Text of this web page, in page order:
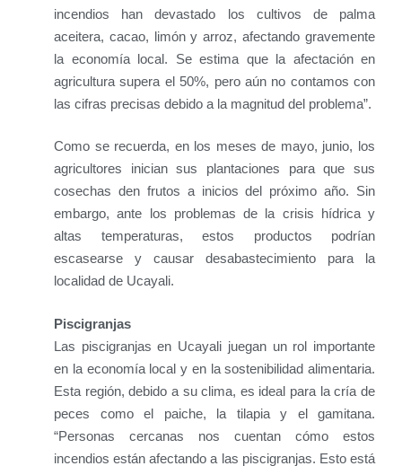
incendios han devastado los cultivos de palma
aceitera, cacao, limón y arroz, afectando gravemente
la economía local. Se estima que la afectación en
agricultura supera el 50%, pero aún no contamos con
las cifras precisas debido a la magnitud del problema”.
Como se recuerda, en los meses de mayo, junio, los
agricultores inician sus plantaciones para que sus
cosechas den frutos a inicios del próximo año. Sin
embargo, ante los problemas de la crisis hídrica y
altas temperaturas, estos productos podrían
escasearse y causar desabastecimiento para la
localidad de Ucayali.
Piscigranjas
Las piscigranjas en Ucayali juegan un rol importante
en la economía local y en la sostenibilidad alimentaria.
Esta región, debido a su clima, es ideal para la cría de
peces como el paiche, la tilapia y el gamitana.
“Personas cercanas nos cuentan cómo estos
incendios están afectando a las piscigranjas. Esto está